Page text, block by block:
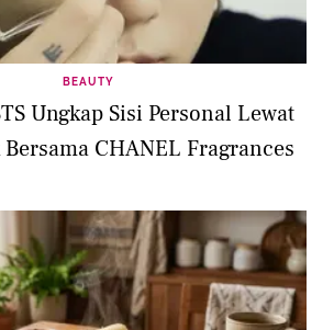
BEAUTY
Ungkap Sisi Personal Lewat
CHANEL Fragrances